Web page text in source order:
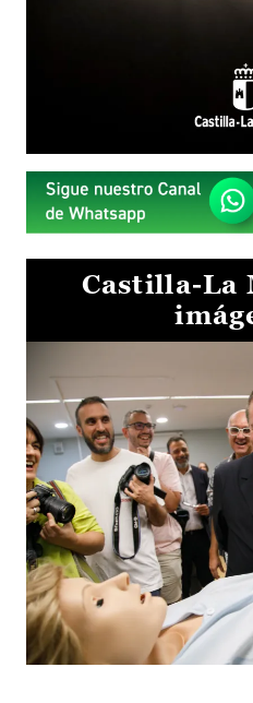
Castilla-La